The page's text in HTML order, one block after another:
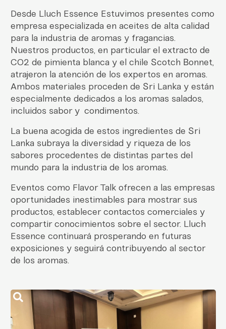
Desde Lluch Essence Estuvimos presentes como
empresa especializada en aceites de alta calidad
para la industria de aromas y fragancias.
Nuestros productos, en particular el extracto de
CO2 de pimienta blanca y el chile Scotch Bonnet,
atrajeron la atención de los expertos en aromas.
Ambos materiales proceden de Sri Lanka y están
especialmente dedicados a los aromas salados,
incluidos sabor y condimentos.
La buena acogida de estos ingredientes de Sri
Lanka subraya la diversidad y riqueza de los
sabores procedentes de distintas partes del
mundo para la industria de los aromas.
Eventos como Flavor Talk ofrecen a las empresas
oportunidades inestimables para mostrar sus
productos, establecer contactos comerciales y
compartir conocimientos sobre el sector. Lluch
Essence continuará prosperando en futuras
exposiciones y seguirá contribuyendo al sector
de los aromas.